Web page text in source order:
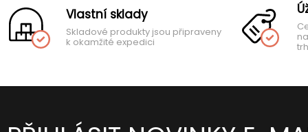
Vlastní sklady
Skladové produkty jsou připraveny
k okamžité expedici